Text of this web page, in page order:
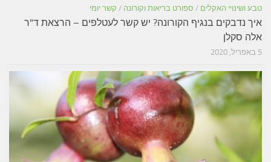
טבע ושינויי האקלים / ספורט בריאות וקורונה / קשר יומי
איך נדבקים בנגיף הקורונה? יש קשר לעטלפים – הרצאת ד"ר
אלה סקלן
5 באפריל, 2020